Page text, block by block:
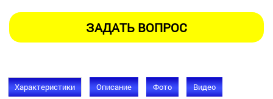
Характеристики Описание Фото Видео